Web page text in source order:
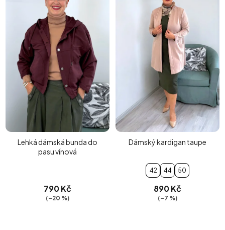
Lehká dámská bunda do
pasu vínová
790 Kč
(–20 %)
Dámský kardigan taupe
42 44 50
890 Kč
(–7 %)